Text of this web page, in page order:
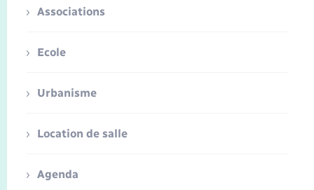
Associations
Ecole
Urbanisme
Location de salle
Agenda